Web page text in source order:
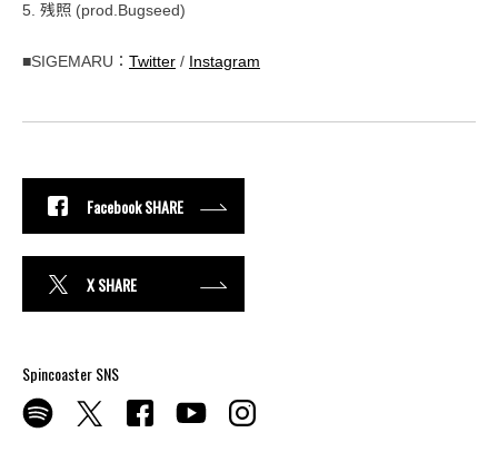
5. 残照 (prod.Bugseed)
■SIGEMARU： Twitter / Instagram
Facebook SHARE
X SHARE
Spincoaster SNS